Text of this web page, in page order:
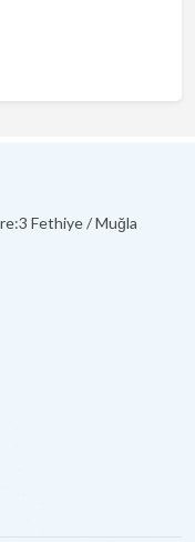
Fethiye / Muğla